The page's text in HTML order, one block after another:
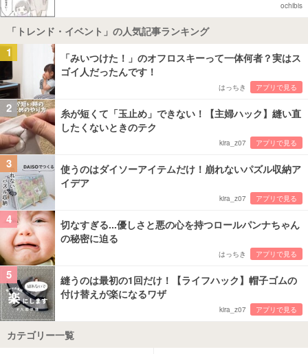
ochibis
「トレンド・イベント」の人気記事ランキング
1
「みいつけた！」のオフロスキーって一体何者？実はス
ゴイ人だったんです！
はっちき アプリで見る
2
糸が短くて「玉止め」できない！【主婦ハック】縫い直
したくないときのテク
kira_z07 アプリで見る
3
使うのはダイソーアイテムだけ！崩れないパズル収納ア
イデア
kira_z07 アプリで見る
4
切なすぎる...優しさと悪の心を持つロールパンナちゃん
の秘密に迫る
はっちき アプリで見る
5
縫うのは最初の1回だけ！【ライフハック】帽子ゴムの
付け替えが楽になるワザ
kira_z07 アプリで見る
カテゴリー一覧